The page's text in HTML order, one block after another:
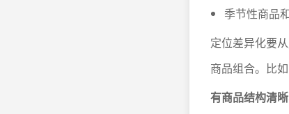
季节性商品
定位差异化要
商品组合。比
有商品结构清